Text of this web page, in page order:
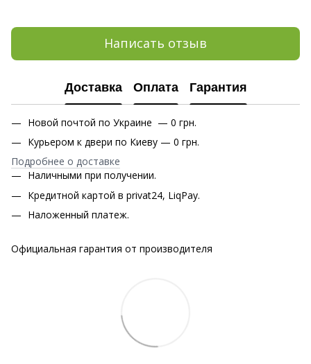
Написать отзыв
Доставка Оплата Гарантия
Новой почтой по Украине — 0 грн.
Курьером к двери по Киеву — 0 грн.
Подробнее о доставке
Наличными при получении.
Кредитной картой в privat24, LiqPay.
Наложенный платеж.
Официальная гарантия от производителя